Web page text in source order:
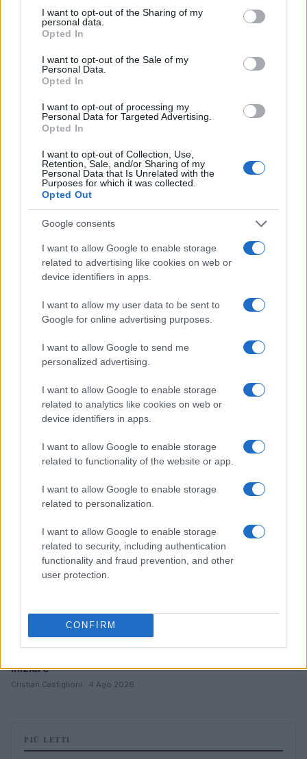
not limited to your visit or usage behaviour. You may click to
grant or deny consent to Google and its third-party tags to
use your data for below specified purposes in below Google
consent section.
I want to opt-out of the Sharing of my
personal data.
Opted In
I want to opt-out of the Sale of my
Personal Data.
Opted In
I want to opt-out of processing my
Personal Data for Targeted Advertising.
Opted In
I want to opt-out of Collection, Use,
Retention, Sale, and/or Sharing of my
Personal Data that Is Unrelated with the
Purposes for which it was collected.
Opted Out
Google consents
I want to allow Google to enable storage
related to advertising like cookies on web or
device identifiers in apps.
I want to allow my user data to be sent to
Google for online advertising purposes.
I want to allow Google to send me
personalized advertising.
I want to allow Google to enable storage
related to analytics like cookies on web or
device identifiers in apps.
I want to allow Google to enable storage
related to functionality of the website or app.
I want to allow Google to enable storage
related to personalization.
I want to allow Google to enable storage
related to security, including authentication
functionality and fraud prevention, and other
user protection.
CONFIRM
La sfida di ResQ per riprendere le operazioni di
soccorso dopo il ciclone Harry
Cristian Castiglioni · 6 Ago 2026
Club sociali a pagamento: vantaggi e svantaggi di un
nuovo modo di socializzare
PEOPLE NEWS
iniziare
Cristian Castiglioni · 4 Ago 2026
PIÙ LETTI